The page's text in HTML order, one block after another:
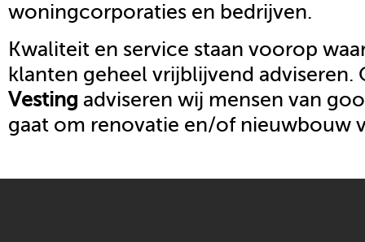
woningcorporaties en bedrijven.
Kwaliteit en service staan voorop
klanten geheel vrijblijvend adviseren.
Vesting adviseren wij mensen van
gaat om renovatie en/of nieuwbouw